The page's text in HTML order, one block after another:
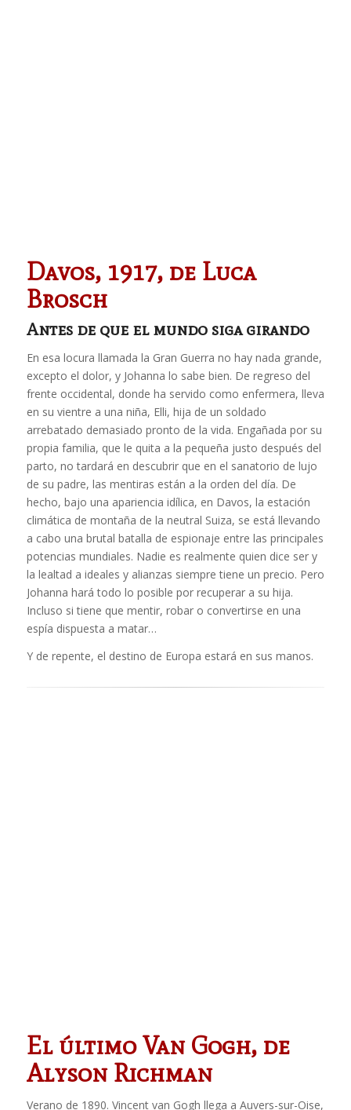
Davos, 1917, de Luca
Brosch
Antes de que el mundo siga girando
En esa locura llamada la Gran Guerra no hay nada grande,
excepto el dolor, y Johanna lo sabe bien. De regreso del
frente occidental, donde ha servido como enfermera, lleva
en su vientre a una niña, Elli, hija de un soldado
arrebatado demasiado pronto de la vida. Engañada por su
propia familia, que le quita a la pequeña justo después del
parto, no tardará en descubrir que en el sanatorio de lujo
de su padre, las mentiras están a la orden del día. De
hecho, bajo una apariencia idílica, en Davos, la estación
climática de montaña de la neutral Suiza, se está llevando
a cabo una brutal batalla de espionaje entre las principales
potencias mundiales. Nadie es realmente quien dice ser y
la lealtad a ideales y alianzas siempre tiene un precio. Pero
Johanna hará todo lo posible por recuperar a su hija.
Incluso si tiene que mentir, robar o convertirse en una
espía dispuesta a matar…
Y de repente, el destino de Europa estará en sus manos.
El último Van Gogh, de
Alyson Richman
Verano de 1890. Vincent van Gogh llega a Auvers-sur-Oise,